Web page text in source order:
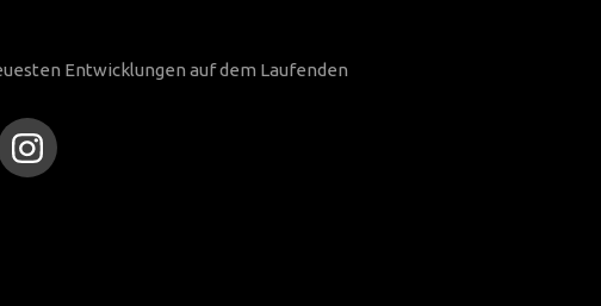
Entwicklungen auf dem Laufenden